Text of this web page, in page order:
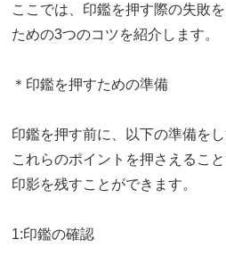
ここでは、印鑑を押す際の失敗
ための3つのコツを紹介します。
＊印鑑を押すための準備
印鑑を押す前に、以下の準備をし
これらのポイントを押さえるこ
印影を残すことができます。
1:印鑑の確認